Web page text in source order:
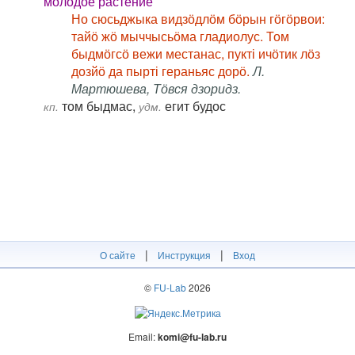
Но сюсьджыка видзӧдлӧм бӧрын гӧгӧрвои:
тайӧ жӧ мыччысьӧма гладиолус. Том
быдмӧгсӧ вежи местанас, пукті ичӧтик лӧз
дозйӧ да пырті гераньяс дорӧ.Л.
Мартюшева, Тӧвся дзоридз.
кп. том быдмас, удм. егит будос
О сайте | Инструкция | Вход
© FU-Lab2026
Email:komi@fu-lab.ru